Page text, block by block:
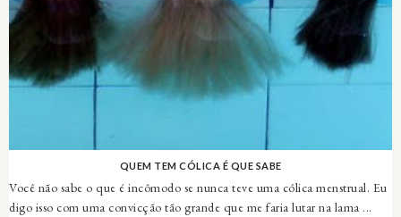
QUEM TEM CÓLICA É QUE SABE
Você não sabe o que é incômodo se nunca teve uma cólica menstrual. Eu
digo isso com uma convicção tão grande que me faria lutar na lama ...